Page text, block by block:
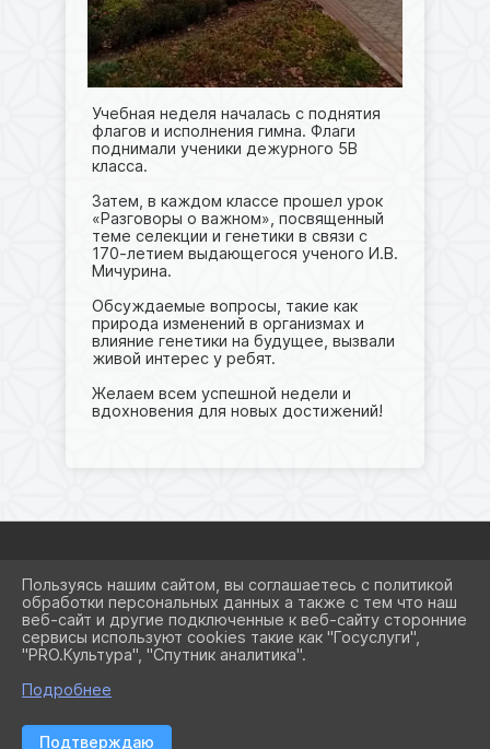
Учебная неделя началась с поднятия
флагов и исполнения гимна. Флаги
поднимали ученики дежурного 5В
класса.
Затем, в каждом классе прошел урок
«Разговоры о важном», посвященный
теме селекции и генетики в связи с
170-летием выдающегося ученого И.В.
Мичурина.
Обсуждаемые вопросы, такие как
природа изменений в организмах и
влияние генетики на будущее, вызвали
живой интерес у ребят.
Желаем всем успешной недели и
вдохновения для новых достижений!
2026 Г. SCHOOL8KRSRM.RU
ВХОД
КАРТА САЙТА
ПОЛИТИКА ОБРАБОТКИ
СДЕЛАНО НА KUBCMS
РАЗРАБОТКА И ПОДДЕРЖКА
Пользуясь нашим сайтом, вы соглашаетесь с политикой
обработки персональных данных а также с тем что наш
веб-сайт и другие подключенные к веб-сайту сторонние
сервисы используют cookies такие как "Госуслуги",
"PRO.Культура", "Спутник аналитика".
Подробнее
Подтверждаю